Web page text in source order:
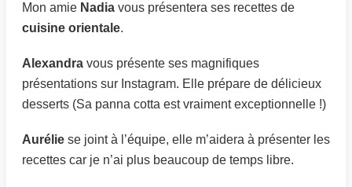
Mon amie Nadia vous présentera ses recettes de
cuisine orientale.
Alexandra vous présente ses magnifiques
présentations sur Instagram. Elle prépare de délicieux
desserts (Sa panna cotta est vraiment exceptionnelle !)
Aurélie se joint à l’équipe, elle m’aidera à présenter les
recettes car je n’ai plus beaucoup de temps libre.